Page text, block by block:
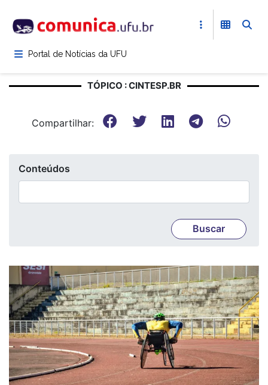
para
conteúdoPortal de Notícias da UFU
TÓPICO : CINTESP.BR
Compartilhar:
Conteúdos